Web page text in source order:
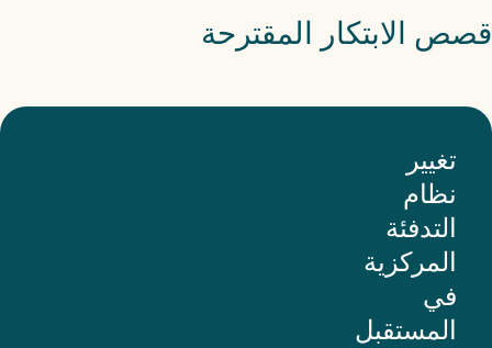
قصص الابتكار المقترحة
تغيير
نظام
التدفئة
المركزية
في
المستقبل